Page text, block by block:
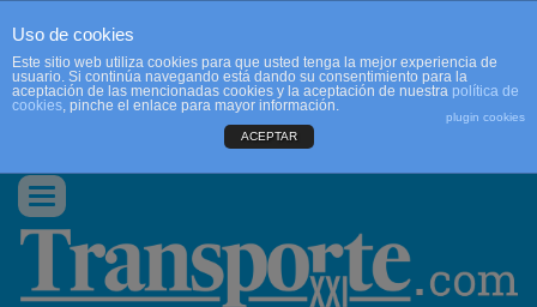
CONTACTO
Conmutar
navegación
Uso de cookies
Este sitio web utiliza cookies para que usted tenga la mejor experiencia de
usuario. Si continúa navegando está dando su consentimiento para la
aceptación de las mencionadas cookies y la aceptación de nuestra política de
cookies, pinche el enlace para mayor información.
plugin cookies
ACEPTAR